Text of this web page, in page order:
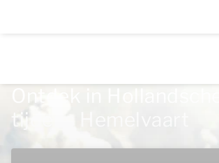
Ontdek in
tijdens Hemelvaart